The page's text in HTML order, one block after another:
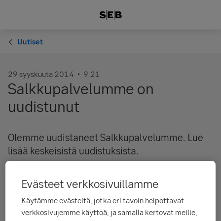
Uutiset
29 syyskuuta 2014 9.21
Salkkupalvelumme on
uudistunut
Olemme uudistaneet Salkkupalvelumme. Lue
lisää keskeisistä uudistuksista.
Merkittävimmät uudistukset:
Yksityiskohtaisemmat tiedot hankintaeristä on lisätty
omistuksiin. Lisätieto-ikkuna avautuu painamalla
kyseistä omistusta
Evästeet verkkosivuillamme
Käytämme evästeitä, jotka eri tavoin helpottavat
verkkosivujemme käyttöä, ja samalla kertovat meille,